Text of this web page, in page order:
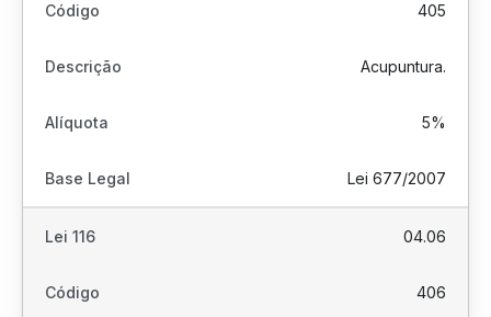
405
Acupuntura.
5%
Lei 677/2007
04.06
406